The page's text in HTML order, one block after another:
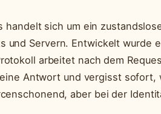
sich um ein
Servern. Entwickelt wurde
arbeitet nach dem
Antwort und vergisst sofort,
aber bei der